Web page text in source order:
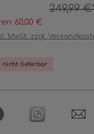
249,99
60,00 €
MwSt. zzgl.
nicht lieferbar